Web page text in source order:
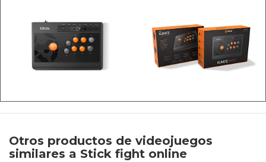
Otros productos de videojuegos
similares a Stick fight online